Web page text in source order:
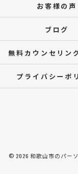
お客様の声
ブログ
無料カウンセリン
プライバシーポ
© 2026 和歌山市のパー